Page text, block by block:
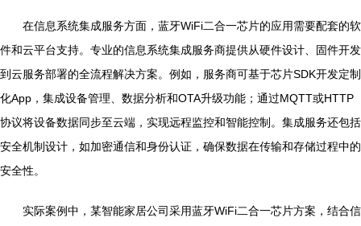
在信息系统集成服务方面，蓝牙WiFi二合一芯片的应用需要配套的软
件和云平台支持。专业的信息系统集成服务商提供从硬件设计、固件开发
到云服务部署的全流程解决方案。例如，服务商可基于芯片SDK开发定制
化App，集成设备管理、数据分析和OTA升级功能；通过MQTT或HTTP
协议将设备数据同步至云端，实现远程监控和智能控制。集成服务还包括
安全机制设计，如加密通信和身份认证，确保数据在传输和存储过程中的
安全性。
实际案例中，某智能家居公司采用蓝牙WiFi二合一芯片方案，结合信